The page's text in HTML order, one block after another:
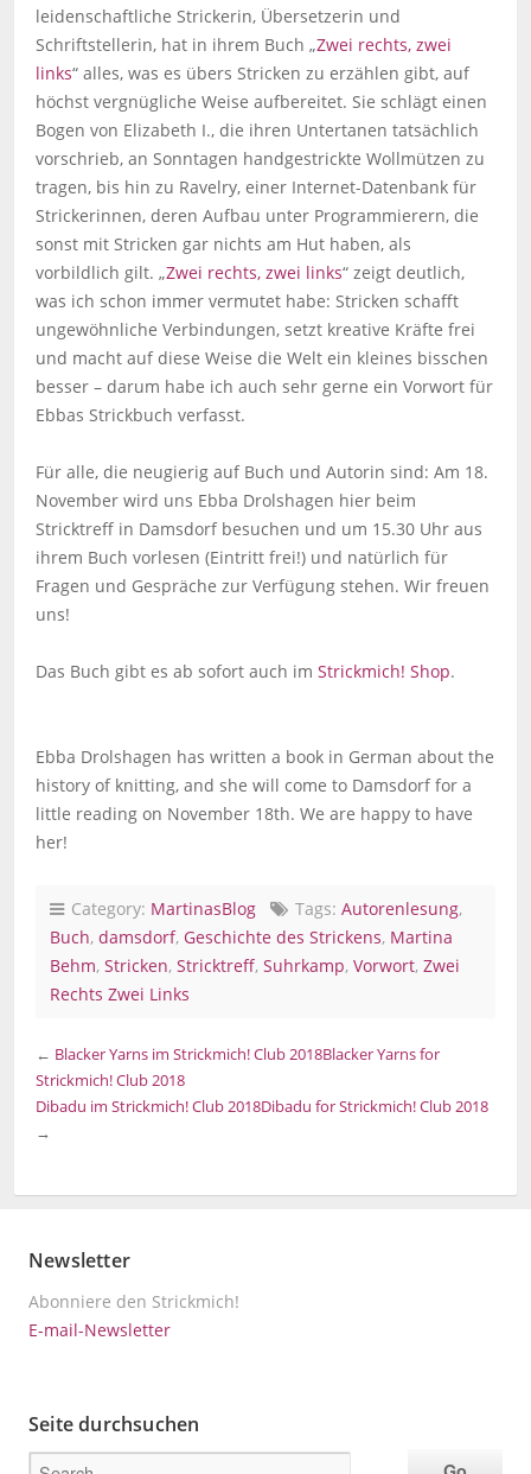
leidenschaftliche Strickerin, Übersetzerin und
Schriftstellerin, hat in ihrem Buch „Zwei rechts, zwei
links“ alles, was es übers Stricken zu erzählen gibt, auf
höchst vergnügliche Weise aufbereitet. Sie schlägt einen
Bogen von Elizabeth I., die ihren Untertanen tatsächlich
vorschrieb, an Sonntagen handgestrickte Wollmützen zu
tragen, bis hin zu Ravelry, einer Internet-Datenbank für
Strickerinnen, deren Aufbau unter Programmierern, die
sonst mit Stricken gar nichts am Hut haben, als
vorbildlich gilt. „Zwei rechts, zwei links“ zeigt deutlich,
was ich schon immer vermutet habe: Stricken schafft
ungewöhnliche Verbindungen, setzt kreative Kräfte frei
und macht auf diese Weise die Welt ein kleines bisschen
besser – darum habe ich auch sehr gerne ein Vorwort für
Ebbas Strickbuch verfasst.
Für alle, die neugierig auf Buch und Autorin sind: Am 18.
November wird uns Ebba Drolshagen hier beim
Stricktreff in Damsdorf besuchen und um 15.30 Uhr aus
ihrem Buch vorlesen (Eintritt frei!) und natürlich für
Fragen und Gespräche zur Verfügung stehen. Wir freuen
uns!
Das Buch gibt es ab sofort auch im Strickmich! Shop.
Ebba Drolshagen has written a book in German about the
history of knitting, and she will come to Damsdorf for a
little reading on November 18th. We are happy to have
her!
Category: MartinasBlog Tags: Autorenlesung,
Buch, damsdorf, Geschichte des Strickens, Martina
Behm, Stricken, Stricktreff, Suhrkamp, Vorwort, Zwei
Rechts Zwei Links
← Blacker Yarns im Strickmich! Club 2018Blacker Yarns for
Strickmich! Club 2018
Dibadu im Strickmich! Club 2018Dibadu for Strickmich! Club 2018
→
Newsletter
Abonniere den Strickmich!
E-mail-Newsletter
Seite durchsuchen